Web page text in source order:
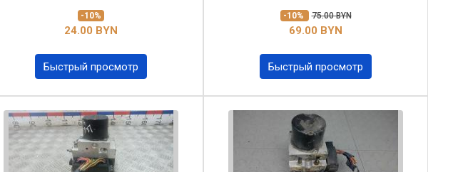
-10%
24.00 BYN
Быстрый просмотр
-10% 75.00 BYN
69.00 BYN
Быстрый просмотр